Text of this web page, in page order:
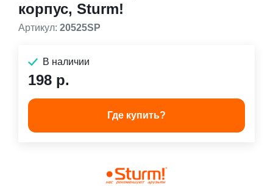
корпус, Sturm!
Артикул: 20525SP
В наличии
198 р.
Где купить?